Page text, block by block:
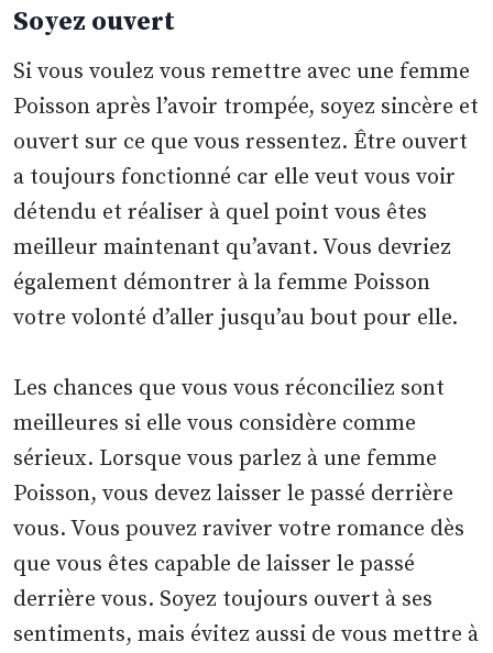
Soyez ouvert
Si vous voulez vous remettre avec une femme
Poisson après l’avoir trompée, soyez sincère et
ouvert sur ce que vous ressentez. Être ouvert
a toujours fonctionné car elle veut vous voir
détendu et réaliser à quel point vous êtes
meilleur maintenant qu’avant. Vous devriez
également démontrer à la femme Poisson
votre volonté d’aller jusqu’au bout pour elle.
Les chances que vous vous réconciliez sont
meilleures si elle vous considère comme
sérieux. Lorsque vous parlez à une femme
Poisson, vous devez laisser le passé derrière
vous. Vous pouvez raviver votre romance dès
que vous êtes capable de laisser le passé
derrière vous. Soyez toujours ouvert à ses
sentiments, mais évitez aussi de vous mettre à